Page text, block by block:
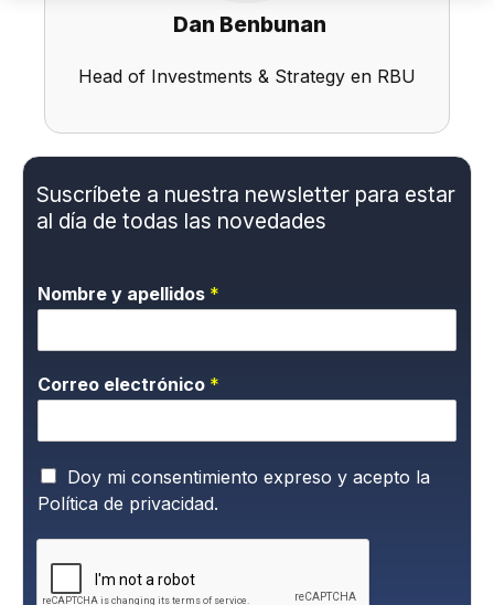
Dan Benbunan
Head of Investments & Strategy en RBU
Suscríbete a nuestra newsletter para estar
al día de todas las novedades
Nombre y apellidos *
Correo electrónico *
P
o
í
Doy mi consentimiento expreso y acepto la
Política de privacidad.